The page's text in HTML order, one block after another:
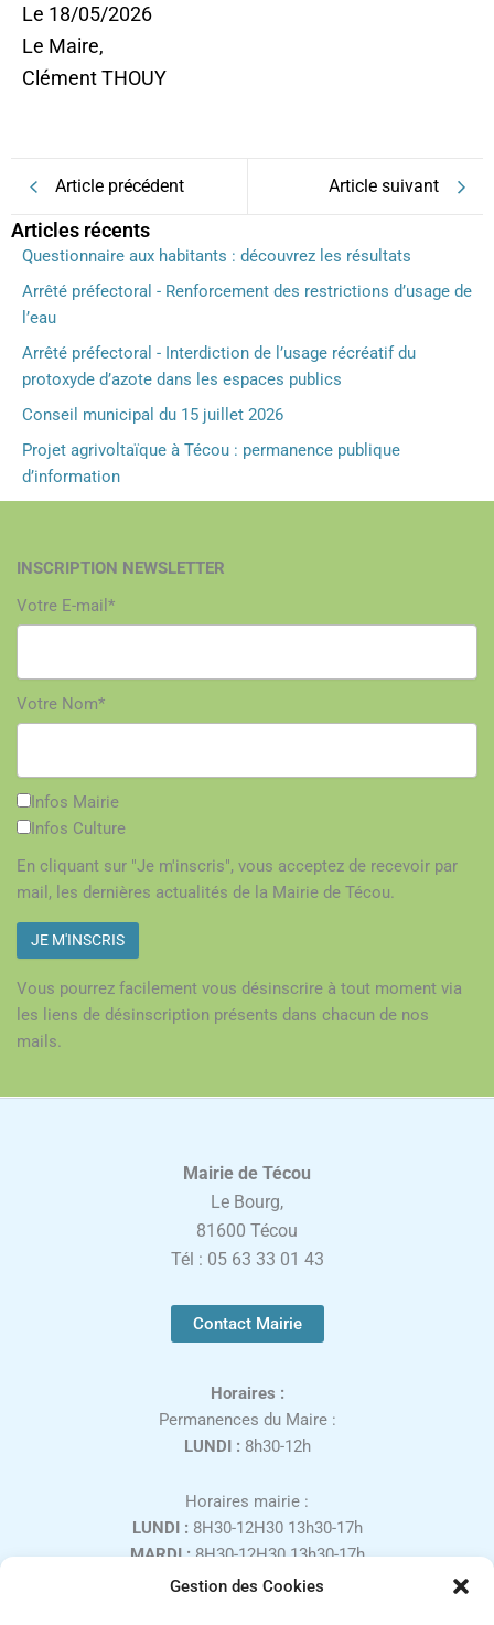
Gestion des Cookies
Le 18/05/2026
Le Maire,
Clément THOUY
Article précédent Article suivant
Articles récents
Questionnaire aux habitants : découvrez les résultats
Arrêté préfectoral - Renforcement des restrictions d’usage de
l’eau
Arrêté préfectoral - Interdiction de l’usage récréatif du
protoxyde d’azote dans les espaces publics
Conseil municipal du 15 juillet 2026
Projet agrivoltaïque à Técou : permanence publique
d’information
INSCRIPTION NEWSLETTER
Votre E-mail*
Votre Nom*
Infos Mairie
Infos Culture
En cliquant sur "Je m'inscris", vous acceptez de recevoir par
mail, les dernières actualités de la Mairie de Técou.
Vous pourrez facilement vous désinscrire à tout moment via
les liens de désinscription présents dans chacun de nos
mails.
Mairie de Técou
Le Bourg,
81600 Técou
Tél : 05 63 33 01 43
Contact Mairie
Horaires :
Permanences du Maire :
LUNDI : 8h30-12h
Horaires mairie :
LUNDI : 8H30-12H30 13h30-17h
MARDI :8H30-12H30 13h30-17h
MERCREDI :8H30-12H30